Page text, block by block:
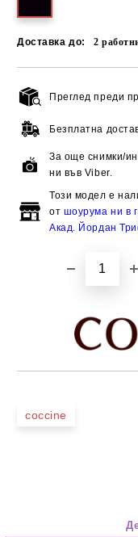
Доставка до: 2
Преглед преди
Безплатна
За още снимки/
ни във Viber.
Този модел е
от шоурума ни в
Акад. Йордан
coccine